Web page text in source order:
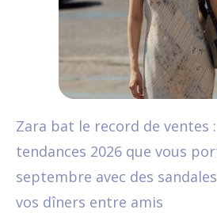
Zara bat le record de ventes
tendances 2026 que vous
septembre avec des
vos dîners entre amis